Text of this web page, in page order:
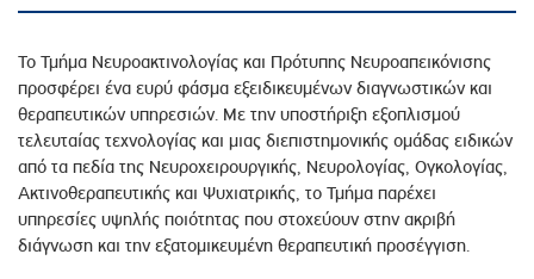
Το Τμήμα Νευροακτινολογίας και Πρότυπης Νευροαπεικόνισης
προσφέρει ένα ευρύ φάσμα εξειδικευμένων διαγνωστικών και
θεραπευτικών υπηρεσιών. Με την υποστήριξη εξοπλισμού
τελευταίας τεχνολογίας και μιας διεπιστημονικής ομάδας ειδικών
από τα πεδία της Νευροχειρουργικής, Νευρολογίας, Ογκολογίας,
Ακτινοθεραπευτικής και Ψυχιατρικής, το Τμήμα παρέχει
υπηρεσίες υψηλής ποιότητας που στοχεύουν στην ακριβή
διάγνωση και την εξατομικευμένη θεραπευτική προσέγγιση.